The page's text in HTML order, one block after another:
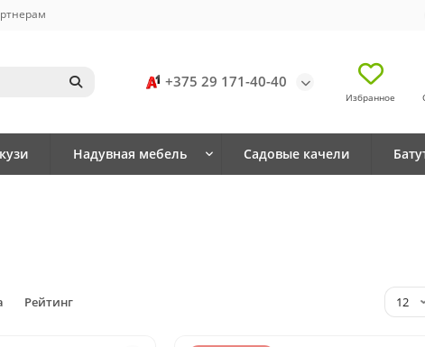
+375 29 171-40-40
Избранное
Надувная мебель Садовые качели
Рейтинг